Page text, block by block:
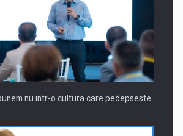
Evolution-RETHINK STRATEGY-Finantare
nu intr-o cultura care pedepseste…